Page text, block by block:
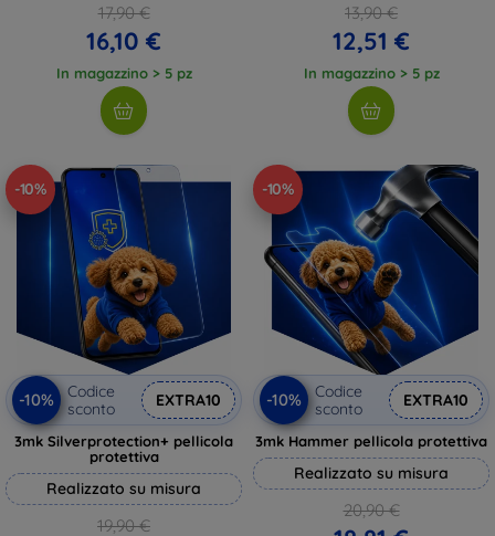
17,90 €
16,10 €
In magazzino > 5 pz
13,90 €
12,51 €
In magazzino > 5 pz
-10%
-10%
Codice
sconto
EXTRA10
3mk Silverprotection+ pellicola
protettiva
Realizzato su misura
19,90 €
-10%
-10%
Codice
sconto
EXTRA10
3mk Hammer pellicola protettiva
Realizzato su misura
20,90 €